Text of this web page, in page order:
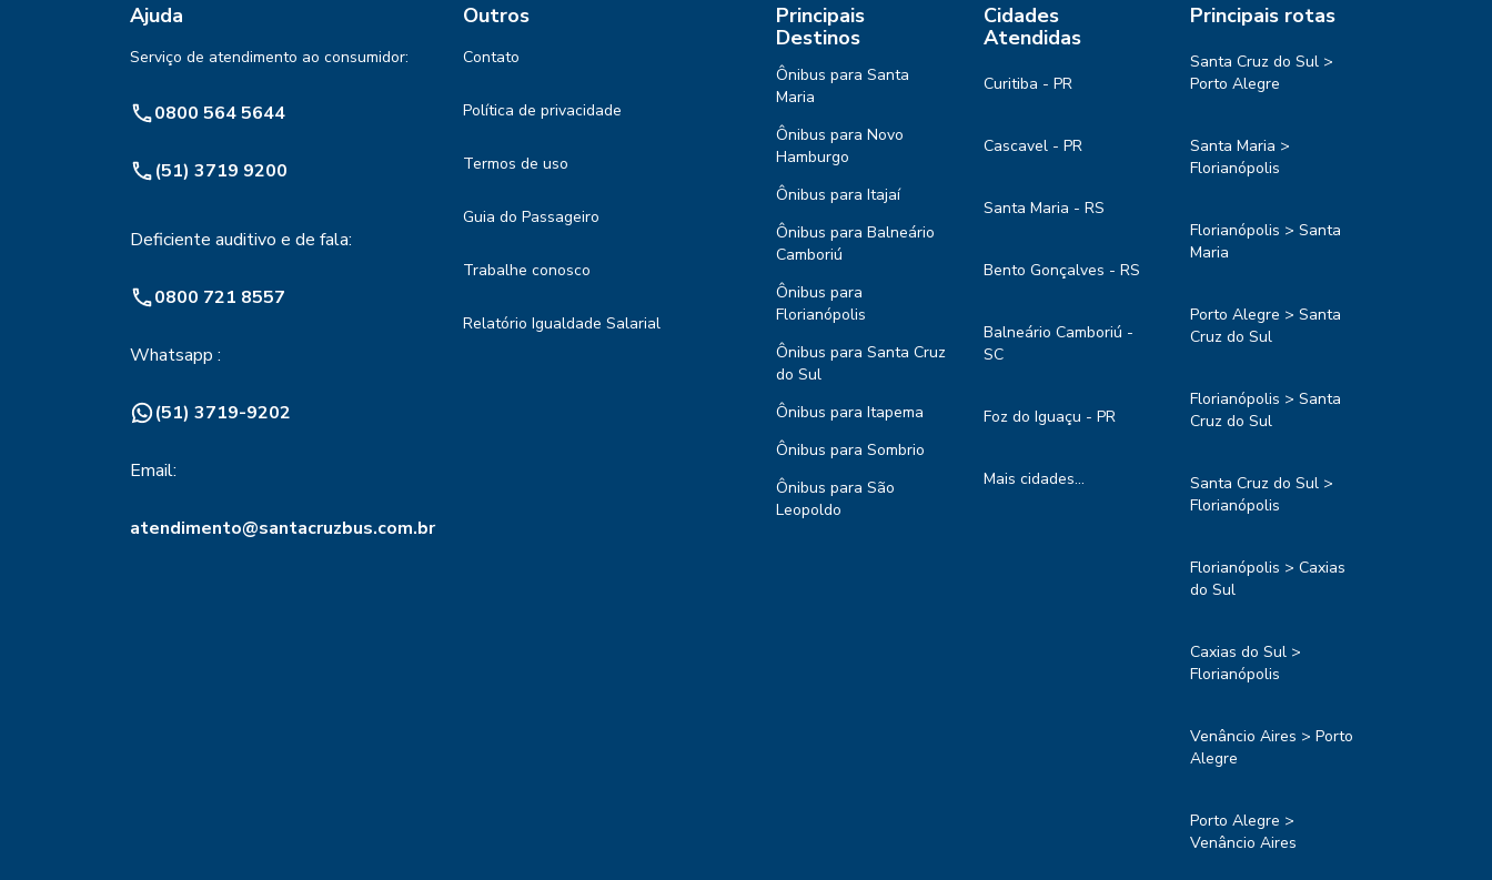
Ajuda
Serviço de atendimento ao consumidor:
0800 564 5644
(51) 3719 9200
Deficiente auditivo e de fala:
0800 721 8557
Whatsapp :
(51) 3719-9202
Email:
atendimento@santacruzbus.com.br
Outros
Contato
Política de privacidade
Termos de uso
Guia do Passageiro
Trabalhe conosco
Relatório Igualdade Salarial
Principais
Destinos
Ônibus para Santa
Maria
Ônibus para Novo
Hamburgo
Ônibus para Itajaí
Ônibus para Balneário
Camboriú
Ônibus para
Florianópolis
Ônibus para Santa Cruz
do Sul
Ônibus para Itapema
Ônibus para Sombrio
Ônibus para São
Leopoldo
Cidades
Atendidas
Curitiba - PR
Cascavel - PR
Santa Maria - RS
Bento Gonçalves - RS
Balneário Camboriú -
SC
Foz do Iguaçu - PR
Mais cidades...
Principais rotas
Santa Cruz do Sul >
Porto Alegre
Santa Maria >
Florianópolis
Florianópolis > Santa
Maria
Porto Alegre > Santa
Cruz do Sul
Florianópolis > Santa
Cruz do Sul
Santa Cruz do Sul >
Florianópolis
Florianópolis > Caxias
do Sul
Caxias do Sul >
Florianópolis
Venâncio Aires > Porto
Alegre
Porto Alegre >
Venâncio Aires